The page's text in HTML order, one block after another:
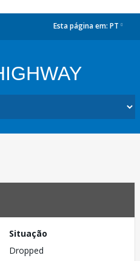
Esta página em: PT
Situação
Dropped